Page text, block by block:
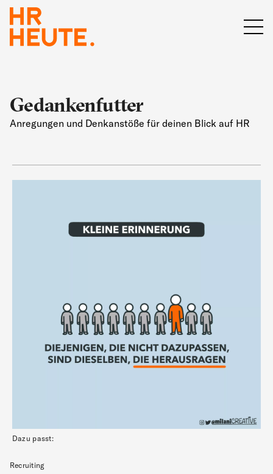
Gedankenfutter
Anregungen und Denkanstöße für deinen Blick auf HR
Dazu passt:
Recruiting